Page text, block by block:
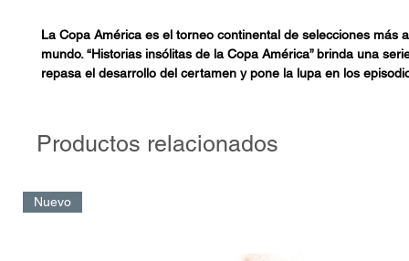
La Copa América es el torneo continental de selecciones más
mundo. “Historias insólitas de la Copa América” brinda una
repasa el desarrollo del certamen y pone la lupa en los
mundial de penales errados en un partido son apenas una
Productos relacionados
Nuevo